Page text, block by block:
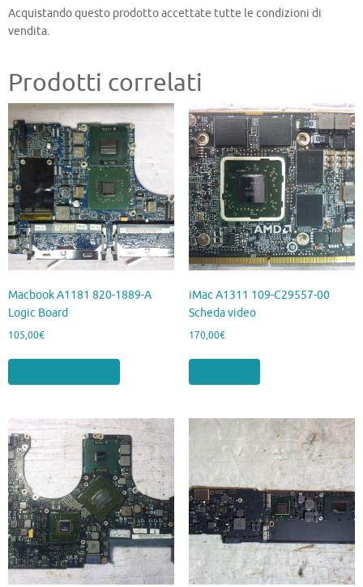
Acquistando questo prodotto accettate tutte le condizioni di
vendita.
Prodotti correlati
Macbook A1181 820-1889-A
Logic Board
105,00€
iMac A1311 109-C29557-00
Scheda video
170,00€